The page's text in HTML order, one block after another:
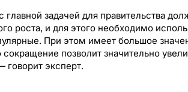
главной задачей для правительства
роста, и для этого необходимо
При этом имеет большое
сокращение позволит значительно
говорит эксперт.